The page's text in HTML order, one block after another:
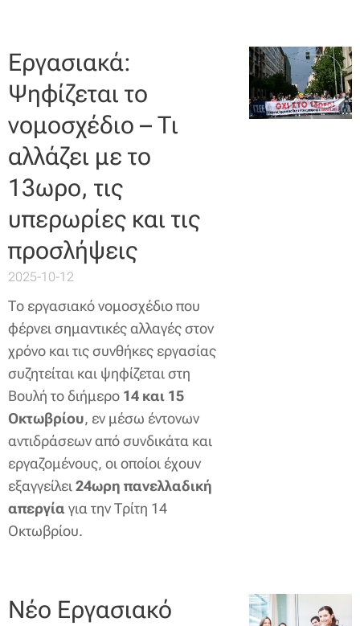
Εργασιακά:
Ψηφίζεται το
νομοσχέδιο – Τι
αλλάζει με το
13ωρο, τις
υπερωρίες και τις
προσλήψεις
2025-10-12
Το εργασιακό νομοσχέδιο που
φέρνει σημαντικές αλλαγές στον
χρόνο και τις συνθήκες εργασίας
συζητείται και ψηφίζεται στη
Βουλή το διήμερο 14 και 15
Οκτωβρίου, εν μέσω έντονων
αντιδράσεων από συνδικάτα και
εργαζομένους, οι οποίοι έχουν
εξαγγείλει24ωρη πανελλαδική
απεργία για την Τρίτη 14
Οκτωβρίου.
Νέο Εργασιακό